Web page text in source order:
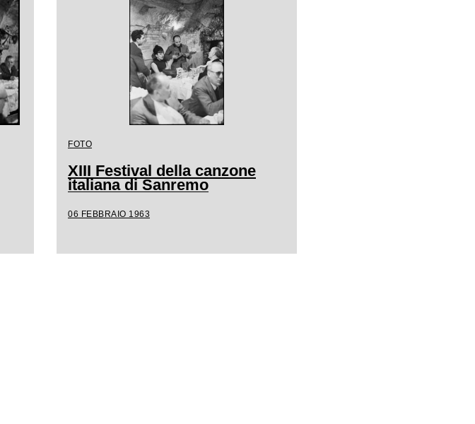
FOTO
XIII Festival della canzone
italiana di Sanremo
06 FEBBRAIO 1963